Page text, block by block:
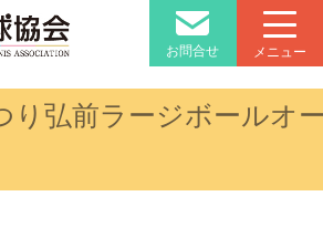
お問合せ メニュー
り弘前ラージボールオ